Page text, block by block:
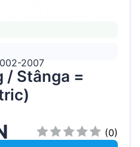
2007
/ Stânga =
(0)